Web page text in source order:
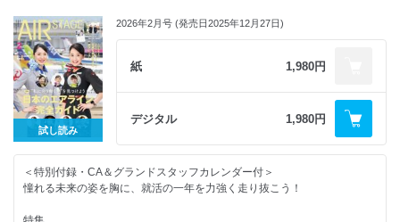
“好き”だけじゃない企業研究
48 時間がある「この夏」こそ動き出す最大のチャンス！
TOEIC600点と就活を有利に進める資格
50 参加しないと不利になる？
インターンシップ＆早期選考「本当のところ」
52 独学？スクール？自分に合う対策を見つけよう
エアラインスクール活用術
54 夢をかなえるルートはさまざまある
中高生のための航空業界進路相談室
【そのほか】
2 一度の登録で複数社にエントリーできる！
AD
AD
画面の向こうにいるのは「人」か「AI」か？ オンライン面接とAI面接の
違いと対策を徹底解説
【第2特集】就活に効く！ 航空ニュース1年分丸わかり 内定に近づく重要
トピック総整理
世界の仲間が、あなたの同僚に ベトナムCA1期生、ANAの空を飛ぶ
空の現場で働こう！ 注目求人PICK UP
ANAグループの「エアージャパン」がCA経験者を募集
あこがれの現場を実際に見にいこう！ 読者モデルが行く会社訪問 JALス
（ご案内）エアステージ・エアラインスクール
春のスクールガイド2026
CAになるための教科書
AD
AD
【大特集】惹きつける“ 鶴丸”の魅力 あの日、夢見たJALへ。
表紙モデルインタビュー My Sky Story～空の仕事と私の物語～ JAL 客室
乗務員 伊東 紗耶乃さん
表紙モデルインタビュー My Sky Story～空の仕事と私の物語～ エアバス
A350副操縦士 清田 将史さん
新人CAの入社からデビューまで私たち、憧れの空へ飛び立ちます！
TJD-18組 涙と笑顔の密着ドキュメント
のリアル
地上でも活躍する先輩たち CAの知見を未来のフライトへつなぐ “空地一
試し読み
2026年2月号 (発売日2025年12月27日)
紙 1,980円
デジタル 1,980円
＜特別付録・CA＆グランドスタッフカレンダー付＞
憧れる未来の姿を胸に、就活の一年を力強く走り抜こう！